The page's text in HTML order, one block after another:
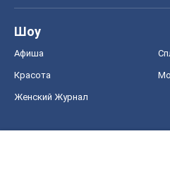
Шоу
Афиша
Красота
Женский Журнал